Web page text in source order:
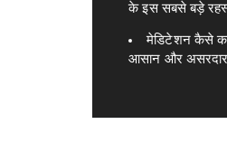
के इस सबसे बड़े
मेडिटेशन कैसे
आसान और असरदार